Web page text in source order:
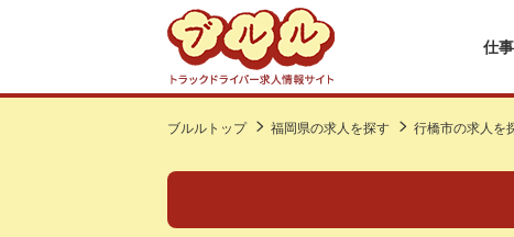
仕
ブルルトップ 福岡県の求人を探す 行橋市の求人を